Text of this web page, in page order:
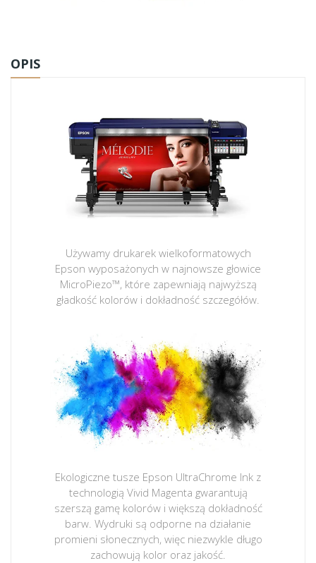
OPIS
Używamy drukarek wielkoformatowych
Epson wyposażonych w najnowsze głowice
MicroPiezo™, które zapewniają najwyższą
gładkość kolorów i dokładność szczegółów.
Ekologiczne tusze Epson UltraChrome Ink z
technologią Vivid Magenta gwarantują
szerszą gamę kolorów i większą dokładność
barw. Wydruki są odporne na działanie
promieni słonecznych, więc niezwykle długo
zachowują kolor oraz jakość.